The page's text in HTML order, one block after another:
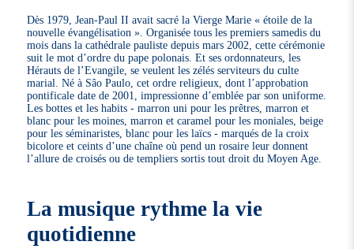
Dès 1979, Jean-Paul II avait sacré la Vierge Marie « étoile de la
nouvelle évangélisation ». Organisée tous les premiers samedis du
mois dans la cathédrale pauliste depuis mars 2002, cette cérémonie
suit le mot d’ordre du pape polonais. Et ses ordonnateurs, les
Hérauts de l’Evangile, se veulent les zélés serviteurs du culte
marial. Né à Sâo Paulo, cet ordre religieux, dont l’approbation
pontificale date de 2001, impressionne d’emblée par son uniforme.
Les bottes et les habits - marron uni pour les prêtres, marron et
blanc pour les moines, marron et caramel pour les moniales, beige
pour les séminaristes, blanc pour les laïcs - marqués de la croix
bicolore et ceints d’une chaîne où pend un rosaire leur donnent
l’allure de croisés ou de templiers sortis tout droit du Moyen Age.
La musique rythme la vie
quotidienne